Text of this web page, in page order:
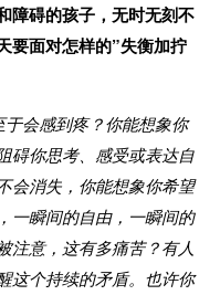
障碍的孩子，无时无刻不
要面对怎样的”失衡加拧
会感到疼？你能想象你
碍你思考、感受或表达自
会消失，你能想象你希望
一瞬间的自由，一瞬间的
注意，这有多痛苦？有人
个持续的矛盾。 也许你